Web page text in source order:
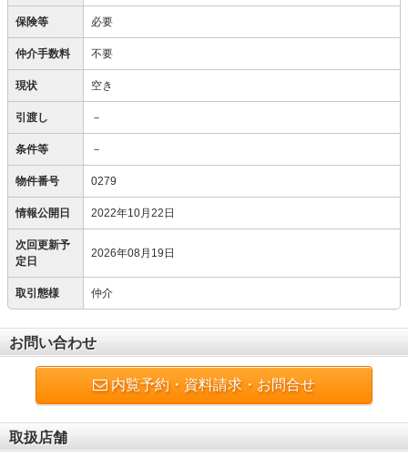
保険等 必要
仲介手数料 不要
現状 空き
引渡し －
条件等 －
物件番号 0279
情報公開日 2022年10月22日
次回更新予
定日
2026年08月19日
取引態様 仲介
お問い合わせ
内覧予約・資料請求・お問合せ
取扱店舗